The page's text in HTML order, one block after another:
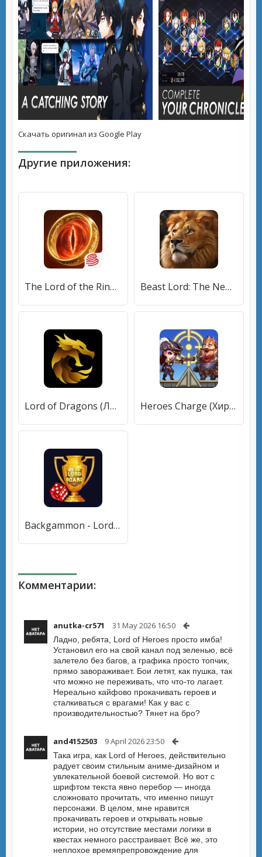
Скачать оригинал из Google Play
Другие приложения:
The Lord of the Rings: War [МОД Бесконечные монеты] APK Android Beast Lord: The New Land (Бист Лорд) [МОД Бесконечные монеты] APK Android
Lord of Dragons (Лорд оф Драгонс) [МОД Меню] APK Android Heroes Charge (Хироес Чардж) [МОД Premium] APK Android
Backgammon - Lord of the Board (Бэкгаммон) [МОД Все открыто] APK Android
Комментарии:
anutka-cr571 31 May 2026 16:50
Ладно, ребята, Lord of Heroes просто имба!
Установил его на свой канал под зеленью, всё
залетело без багов, а графика просто топчик,
прямо завораживает. Бои летят, как пушка, так
что можно не переживать, что что-то лагает.
Нереально кайфово прокачивать героев и
сталкиваться с врагами! Как у вас с
производительностью? Тянет на бро?
and4152503 9 April 2026 23:50
Така игра, как Lord of Heroes, действительно
радует своим стильным аниме-дизайном и
увлекательной боевой системой. Но вот с
шрифтом текста явно перебор — иногда
сложновато прочитать, что именно пишут
персонажи. В целом, мне нравится
прокачивать героев и открывать новые
истории, но отсутствие местами логики в
квестах немного расстраивает. Всё же, это
неплохое времяпрепровождение для